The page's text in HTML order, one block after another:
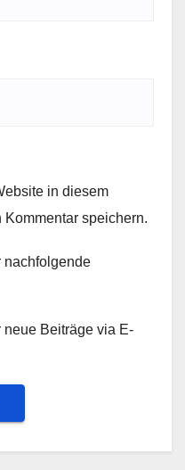
in diesem
Kommentar speichern.
nachfolgende
Beiträge via E-